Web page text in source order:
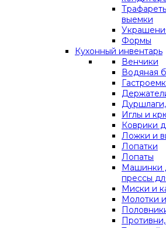
выемки
Формы
Кухонный инвентарь
Венчики
Водяная
Иглы и
Коврики
Ложки и
Лопатки
Лопаты
Машинки
прессы
Миски и
Молотки